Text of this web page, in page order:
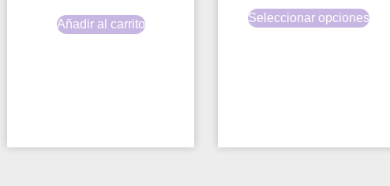
Añadir al carrito Seleccionar opciones